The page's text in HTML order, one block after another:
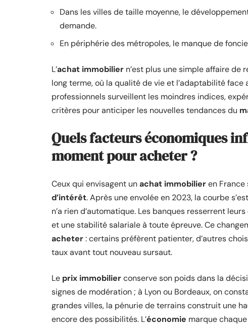
Dans les villes de taille moyenne, le
demande.
En périphérie des métropoles, le manque de
L’achat immobilier n’est plus une simple affaire de
long terme, où la qualité de vie et l’adaptabilité face
professionnels surveillent les moindres indices,
critères pour anticiper les nouvelles tendances du
Quels facteurs économiques
moment pour acheter ?
Ceux qui envisagent unachat immobilieren
d’intérêt. Après une envolée en 2023, la courbe
n’a rien d’automatique. Les banques resserrent
et une stabilité salariale à toute épreuve. Ce
acheter: certains préfèrent patienter, d’autres
taux avant tout nouveau sursaut.
Le prix immobilierconserve son poids dans la
signes de modération ; à Lyon ou Bordeaux, on
grandes villes, la pénurie de terrains construit une
encore des possibilités. L’économie marque